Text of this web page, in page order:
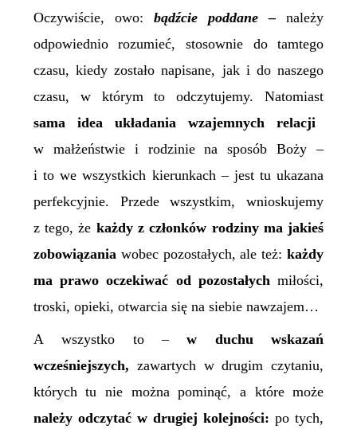
Oczywiście, owo: bądźcie poddane – należy
odpowiednio rozumieć, stosownie do tamtego
czasu, kiedy zostało napisane, jak i do naszego
czasu, w którym to odczytujemy. Natomiast
sama idea układania wzajemnych relacji
w małżeństwie i rodzinie na sposób Boży –
i to we wszystkich kierunkach – jest tu ukazana
perfekcyjnie. Przede wszystkim, wnioskujemy
z tego, że każdy z członków rodziny ma jakieś
zobowiązania wobec pozostałych, ale też:każdy
ma prawo oczekiwać od pozostałychmiłości,
troski, opieki, otwarcia się na siebie nawzajem…
A wszystko to –w duchu wskazań
wcześniejszych, zawartych w drugim czytaniu,
których tu nie można pominąć, a które może
należy odczytać w drugiej kolejności: po tych,